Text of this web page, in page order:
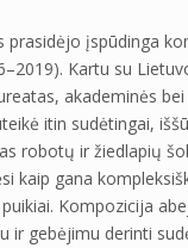
įspūdinga
Kartu su
akademinės
itin sudėtingai,
robotų ir žiedlapių
kaip gana
Kompozicija
ir gebėjimu derinti